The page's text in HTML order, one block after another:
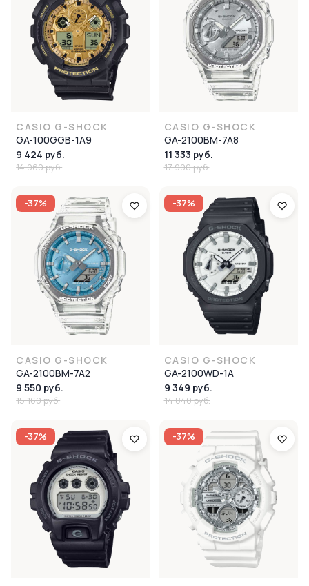
CASIO G-SHOCK
GA-100GGB-1A9
9 424 руб.
14 960 руб.
CASIO G-SHOCK
GA-2100BM-7A8
11 333 руб.
17 990 руб.
-37%
CASIO G-SHOCK
GA-2100BM-7A2
9 550 руб.
15 160 руб.
-37%
CASIO G-SHOCK
GA-2100WD-1A
9 349 руб.
14 840 руб.
-37% -37%